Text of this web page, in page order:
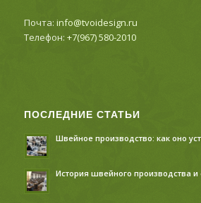
Почта: info@tvoidesign.ru
Телефон: +7(967) 580-2010
ПОСЛЕДНИЕ СТАТЬИ
Швейное производство: как оно
История швейного производства и